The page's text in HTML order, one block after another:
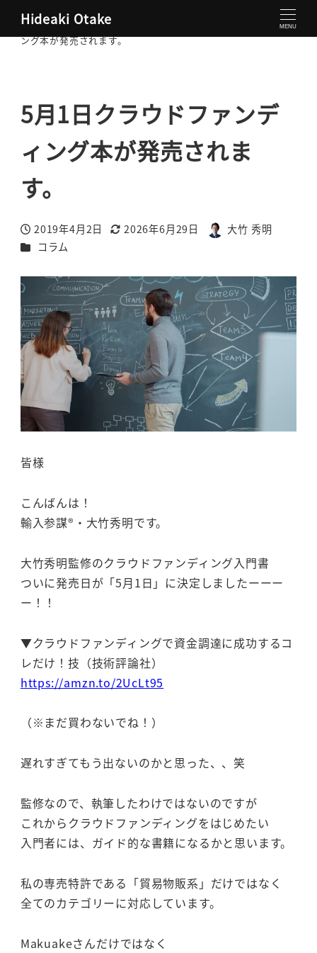
Hideaki Otake MENU
大竹秀明 公式サイト
5月1日クラウドファンディ
ング本が発売されます。
5月1日クラウドファンデ
ィング本が発売されま
す。
投稿日
2019年4月2日
更新日
2026年6月29日
著
大竹 秀明
カテゴリー
コラム
皆様
こんばんは！
輸入参謀®・大竹秀明です。
大竹秀明監修のクラウドファンディング入門書
ついに発売日が「5月1日」に決定しましたーーー
ー！！
▼クラウドファンディングで資金調達に成功するコ
レだけ！技（技術評論社）
https://amzn.to/2UcLt95
（※まだ買わないでね！）
遅れすぎてもう出ないのかと思った、、笑
監修なので、執筆したわけではないのですが
これからクラウドファンディングをはじめたい
入門者には、ガイド的な書籍になるかと思います。
私の専売特許である「貿易物販系」だけではなく
全てのカテゴリーに対応しています。
Makuakeさんだけではなく